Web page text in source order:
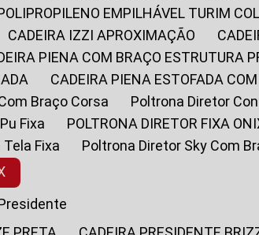
EMPILHÁVEL TURIM
CADEIRA IZZI APROXIMAÇÃO
PIENA COM BRAÇO ESTRUTURA
CADEIRA PIENA ESTOFADA
Braço Corsa
Poltrona Diretor
Fixa
POLTRONA DIRETOR FIXA
Tela Fixa
Poltrona Diretor Sky Com
Presidente